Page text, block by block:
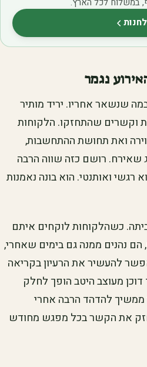
לחנות(נפתח בלשונית חדשה)
נגמר
שנשאר אחריו. יריד מותיר
וקשרים שהתחזקו. הלקוחות
ואת תחושת ההתחשבות,
רושם כזה שווה הרבה
רגשי ואותנטי. הוא בונה נאמנות
כשהלקוחות לוקחים איתם
נהנים ממנה גם בימים שאחרי,
להעשיר את הרעיון בקריאה
דוכן מעוצב היטב הופך לחלק
ממשיך להדהד הרבה אחרי
את הקשר בכל מפגש מחודש